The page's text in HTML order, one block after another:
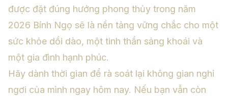
được đặt đúng hướng phong thủy trong năm
2026 Bính Ngọ sẽ là nền tảng vững chắc cho một
sức khỏe dồi dào, một tinh thần sảng khoái và
một gia đình hạnh phúc.
Hãy dành thời gian để rà soát lại không gian nghỉ
ngơi của mình ngay hôm nay. Nếu bạn vẫn còn